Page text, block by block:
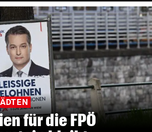
für die FPÖ